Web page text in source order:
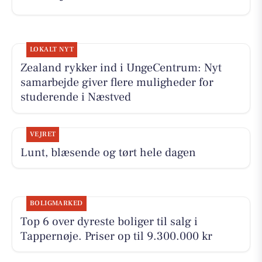
LOKALT NYT
Zealand rykker ind i UngeCentrum: Nyt
samarbejde giver flere muligheder for
studerende i Næstved
VEJRET
Lunt, blæsende og tørt hele dagen
BOLIGMARKED
Top 6 over dyreste boliger til salg i
Tappernøje. Priser op til 9.300.000 kr